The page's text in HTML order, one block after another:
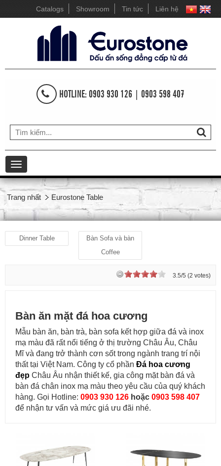
Catalogs Showroom Tin tức Liên hệ
HOTLINE: 0903 930 126 | 0903 598 407
Toggle
navigation
Trang nhất Eurostone Table
Dinner Table
Bàn Sofa và bàn
Coffee
3.5/5 (2 votes)
Bàn ăn mặt đá hoa cương
Mẫu bàn ăn, bàn trà, bàn sofa kết hợp giữa đá và inox
mạ màu đã rất nổi tiếng ở thị trường Châu Âu, Châu
Mĩ và đang trở thành cơn sốt trong ngành trang trí nội
thất tại Việt Nam. Công ty cổ phần Đá hoa cương
đẹp Châu Âu nhận thiết kế, gia công mặt bàn đá và
bàn đá chân inox mạ màu theo yêu cầu của quý khách
hàng. Gọi Hotline: 0903 930 126 hoặc 0903 598 407
để nhận tư vấn và mức giá ưu đãi nhé.